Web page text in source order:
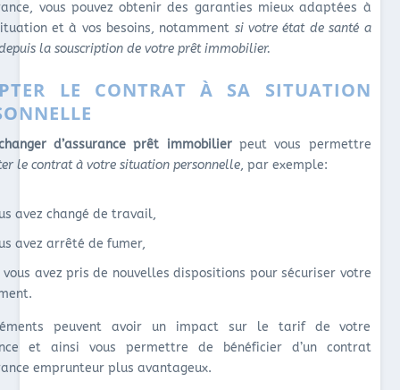
vous pouvez obtenir des garanties mieux adaptées à
et à vos besoins, notamment si votre état de santé a
la souscription de votre prêt immobilier.
LE CONTRAT À SA SITUATION
d’assurance prêt immobilierpeut vous permettre
le contrat à votre situation personnelle, par exemple:
avez changé de travail,
avez arrêté de fumer,
vous avez pris de nouvelles dispositions pour sécuriser votre
peuvent avoir un impact sur le tarif de votre
et ainsi vous permettre de bénéficier d’un contrat
emprunteur plus avantageux.